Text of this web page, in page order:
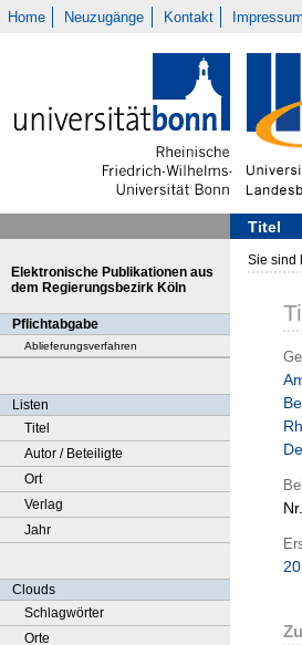
Home Neuzugänge Kontakt Impressum
Titel
Elektronische Publikationen aus
dem Regierungsbezirk Köln
Pflichtabgabe
Ablieferungsverfahren
Listen
Titel
Autor / Beteiligte
Ort
Verlag
Jahr
Clouds
Schlagwörter
Orte
Sie sind